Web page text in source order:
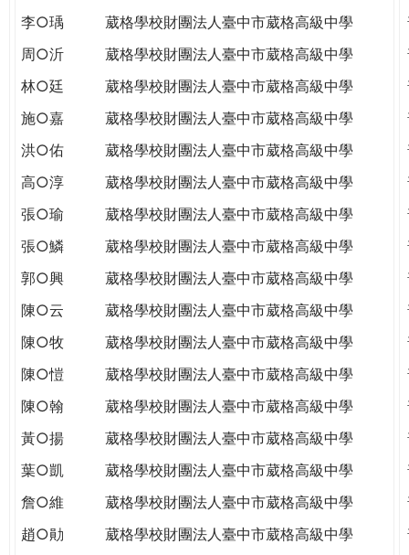
李○瑀
葳格學校財團法人臺中市葳格高級中學
周○沂
葳格學校財團法人臺中市葳格高級中學
林○廷
葳格學校財團法人臺中市葳格高級中學
施○嘉
葳格學校財團法人臺中市葳格高級中學
洪○佑
葳格學校財團法人臺中市葳格高級中學
高○淳
葳格學校財團法人臺中市葳格高級中學
張○瑜
葳格學校財團法人臺中市葳格高級中學
張○鱗
葳格學校財團法人臺中市葳格高級中學
郭○興
葳格學校財團法人臺中市葳格高級中學
陳○云
葳格學校財團法人臺中市葳格高級中學
陳○牧
葳格學校財團法人臺中市葳格高級中學
陳○愷
葳格學校財團法人臺中市葳格高級中學
陳○翰
葳格學校財團法人臺中市葳格高級中學
黃○揚
葳格學校財團法人臺中市葳格高級中學
葉○凱
葳格學校財團法人臺中市葳格高級中學
詹○維
葳格學校財團法人臺中市葳格高級中學
趙○勛
葳格學校財團法人臺中市葳格高級中學